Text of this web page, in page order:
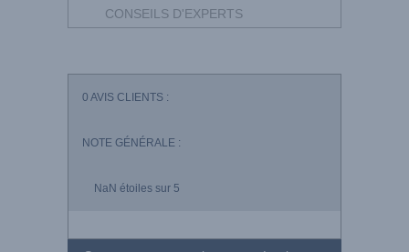
CONSEILS D'EXPERTS
0 AVIS CLIENTS :
NOTE GÉNÉRALE :
NaN étoiles sur 5